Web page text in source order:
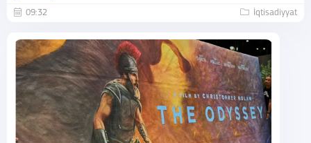
09:32 İqtisadiyyat